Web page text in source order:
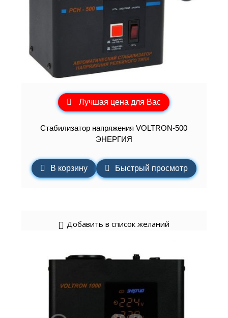
Лучшая цена для Вас
Cтабилизатор напряжения VOLTRON-500
ЭНЕРГИЯ
В корзину Быстрый просмотр
Добавить в список желаний